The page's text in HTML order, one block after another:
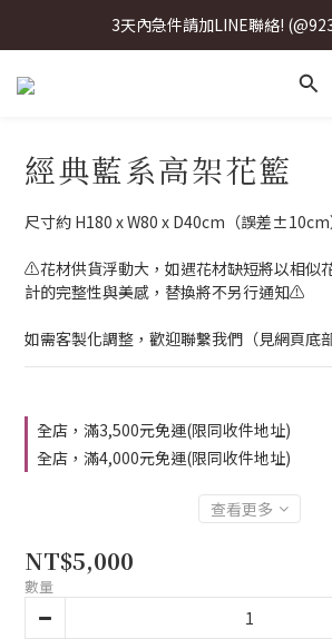
3天內急件請加LINE聯絡!
3天內急件請加LINE聯絡!
3天內急件請加LINE聯絡!
經典藍系高架花籃
尺寸約 H180 x W80 x D40cm（誤差±10cm
⚠️花材供貨浮動大，如遇花材缺短將以相似
計的完整性與美感，替換將不另行通知⚠️
如需客製化調整，歡迎聯繫我們（見網頁底部
全店，滿3,500元免運(限同收件地址)
全店，滿4,000元免運(限同收件地址)
查看更多
NT$5,000
數量